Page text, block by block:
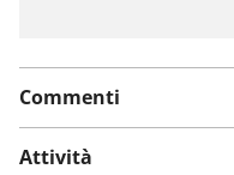
Commenti
Attività